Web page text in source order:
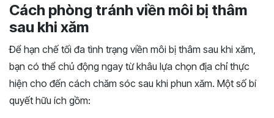
Cách phòng tránh viền môi bị thâm
sau khi xăm
Để hạn chế tối đa tình trạng viền môi bị thâm sau khi xăm,
bạn có thể chủ động ngay từ khâu lựa chọn địa chỉ thực
hiện cho đến cách chăm sóc sau khi phun xăm. Một số bí
quyết hữu ích gồm: